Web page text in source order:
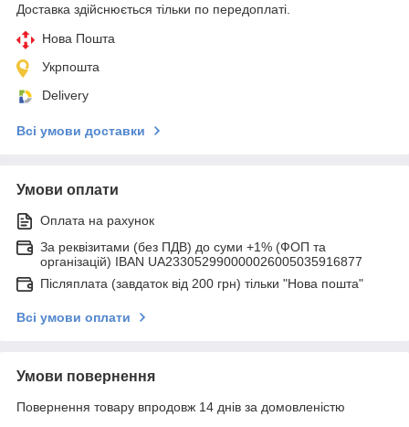
Доставка здійснюється тільки по передоплаті.
Нова Пошта
Укрпошта
Delivery
Всі умови доставки
Умови оплати
Оплата на рахунок
За реквізитами (без ПДВ) до суми +1% (ФОП та
організацій) IBAN UA233052990000026005035916877
Післяплата (завдаток від 200 грн) тільки "Нова пошта"
Всі умови оплати
Умови повернення
Повернення товару впродовж 14 днів за домовленістю